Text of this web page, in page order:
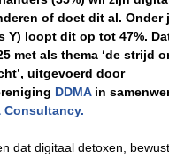
of doet dit al. Onder
Y) loopt dit op tot 47%.
met als thema ‘de strijd
uitgevoerd door
DDMAin
Consultancy.
dat digitaal detoxen,